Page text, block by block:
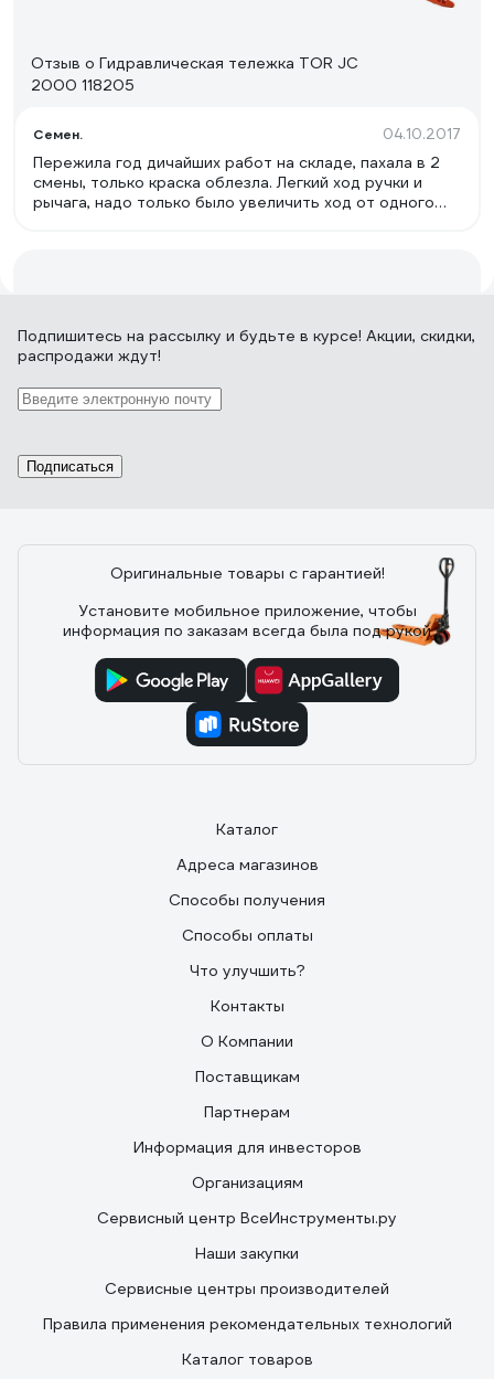
Отзыв о Гидравлическая тележка TOR JC
2000 118205
Семен. 04.10.2017
Пережила год дичайших работ на складе, пахала в 2
смены, только краска облезла. Легкий ход ручки и
рычага, надо только было увеличить ход от одного
Отзыв о Гидравлическая тележка Grost
Алтай Жанаев
17 отзывов
Отзыв о Гидравлическая тележка 3000 кг
Gigant 1150x550 мм полиуретановые
асфальту. Колеса целые. Биг-бэг втроем толкаем.
Подпишитесь на рассылку и будьте в курсе! Акции, скидки,
распродажи ждут!
Подписаться
Оригинальные товары с гарантией!
Установите мобильное приложение, чтобы
информация по заказам всегда была под рукой
Каталог
Адреса магазинов
Способы получения
Способы оплаты
Что улучшить?
Контакты
О Компании
Поставщикам
Партнерам
Информация для инвесторов
Организациям
Сервисный центр ВсеИнструменты.ру
Наши закупки
Сервисные центры производителей
Правила применения рекомендательных технологий
Каталог товаров